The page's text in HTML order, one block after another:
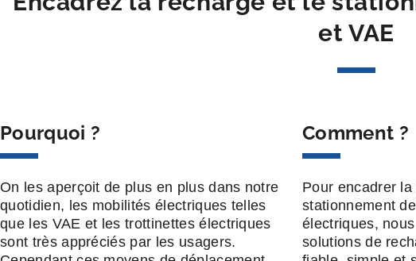
et VAE
Pourquoi ?
On les aperçoit de plus en plus dans notre
quotidien, les mobilités électriques telles
que les VAE et les trottinettes électriques
sont très appréciés par les usagers.
Comment ?
Pour encadrer
stationnement
électriques,
solutions de